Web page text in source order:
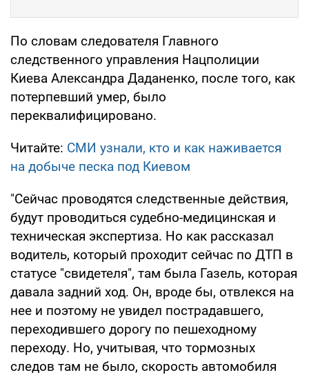
По словам следователя Главного
следственного управления Нацполиции
Киева Александра Даданенко, после того, как
потерпевший умер, было
переквалифицировано.
Читайте: СМИ узнали, кто и как наживается
на добыче песка под Киевом
"Сейчас проводятся следственные действия,
будут проводиться судебно-медицинская и
техническая экспертиза. Но как рассказал
водитель, который проходит сейчас по ДТП в
статусе "свидетеля", там была Газель, которая
давала задний ход. Он, вроде бы, отвлекся на
нее и поэтому не увидел пострадавшего,
переходившего дорогу по пешеходному
переходу. Но, учитывая, что тормозных
следов там не было, скорость автомобиля